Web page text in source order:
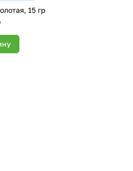
15 гр